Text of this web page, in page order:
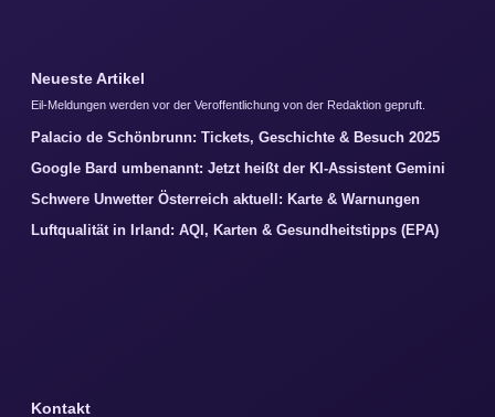
Neueste Artikel
Eil-Meldungen werden vor der Veroffentlichung von der Redaktion gepruft.
Palacio de Schönbrunn: Tickets, Geschichte & Besuch 2025
Google Bard umbenannt: Jetzt heißt der KI-Assistent Gemini
Schwere Unwetter Österreich aktuell: Karte & Warnungen
Luftqualität in Irland: AQI, Karten & Gesundheitstipps (EPA)
Kontakt